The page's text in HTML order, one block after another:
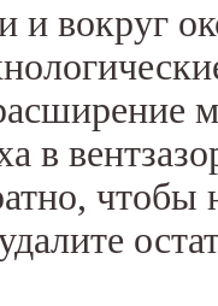
и вокруг
в